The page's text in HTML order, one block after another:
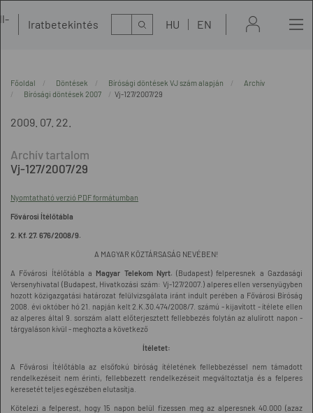
Iratbetekintés Kereső HU EN
Főoldal Döntések Bírósági döntések VJ szám alapján
Archív
Bírósági döntések 2007
Vj-127/2007/29
2009. 07. 22.
Vj-127/2007/29
Nyomtatható verzió PDF formátumban
Fővárosi Ítélőtábla
2. Kf. 27. 676/2008/9.
A MAGYAR KÖZTÁRSASÁG NEVÉBEN!
A Fővárosi Ítélőtábla a Magyar Telekom Nyrt. (Budapest) felperesnek a Gazdasági
Versenyhivatal (Budapest, Hivatkozási szám: Vj-127/2007.) alperes ellen versenyügyben
hozott közigazgatási határozat felülvizsgálata iránt indult perében a Fővárosi Bíróság
2008. évi október hó 21. napján kelt 2.K.30.474/2008/7. számú - kijavított - ítélete ellen
az alperes által 9. sorszám alatt előterjesztett fellebbezés folytán az alulírott napon -
tárgyaláson kívül - meghozta a következő
Ítéletet:
A Fővárosi Ítélőtábla az elsőfokú bíróság ítéletének fellebbezéssel nem támadott
rendelkezéseit nem érinti, fellebbezett rendelkezéseit megváltoztatja és a felperes
keresetét teljes egészében elutasítja.
Kötelezi a felperest, hogy 15 napon belül fizessen meg az alperesnek 40.000 (azaz